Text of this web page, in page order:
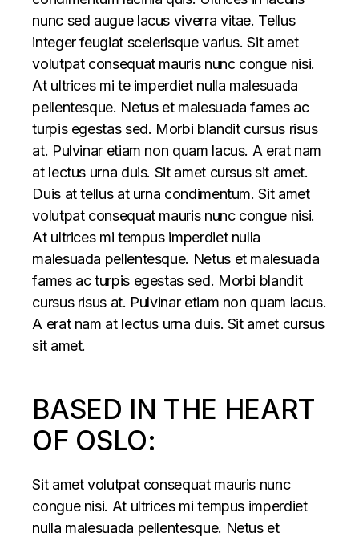
nunc sed augue lacus viverra vitae. Tellus
integer feugiat scelerisque varius. Sit amet
volutpat consequat mauris nunc congue nisi.
At ultrices mi te imperdiet nulla malesuada
pellentesque. Netus et malesuada fames ac
turpis egestas sed. Morbi blandit cursus risus
at. Pulvinar etiam non quam lacus. A erat nam
at lectus urna duis. Sit amet cursus sit amet.
Duis at tellus at urna condimentum. Sit amet
volutpat consequat mauris nunc congue nisi.
At ultrices mi tempus imperdiet nulla
malesuada pellentesque. Netus et malesuada
fames ac turpis egestas sed. Morbi blandit
cursus risus at. Pulvinar etiam non quam lacus.
A erat nam at lectus urna duis. Sit amet cursus
sit amet.
BASED IN THE HEART
OF OSLO:
Sit amet volutpat consequat mauris nunc
congue nisi. At ultrices mi tempus imperdiet
nulla malesuada pellentesque. Netus et